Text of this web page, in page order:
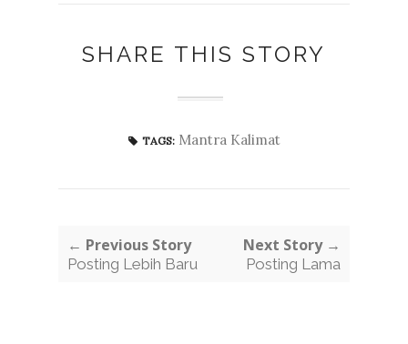
SHARE THIS STORY
TAGS: Mantra Kalimat
← Previous Story
Posting Lebih Baru
Next Story →
Posting Lama